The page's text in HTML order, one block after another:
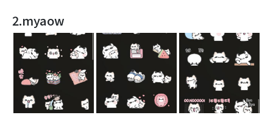
2.myaow